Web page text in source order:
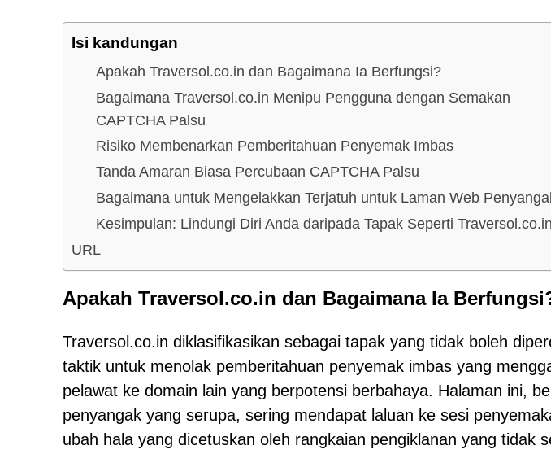
Isi kandungan
Apakah Traversol.co.in dan Bagaimana Ia Berfungsi?
Bagaimana Traversol.co.in Menipu Pengguna dengan Semakan
CAPTCHA Palsu
Risiko Membenarkan Pemberitahuan Penyemak Imbas
Tanda Amaran Biasa Percubaan CAPTCHA Palsu
Bagaimana untuk Mengelakkan Terjatuh untuk Laman Web
Kesimpulan: Lindungi Diri Anda daripada Tapak Seperti Traversol.co.in
URL
Apakah Traversol.co.in dan Bagaimana Ia
Traversol.co.in diklasifikasikan sebagai tapak yang tidak boleh
taktik untuk menolak pemberitahuan penyemak imbas yang
pelawat ke domain lain yang berpotensi berbahaya. Halaman ini,
penyangak yang serupa, sering mendapat laluan ke sesi
ubah hala yang dicetuskan oleh rangkaian pengiklanan yang tidak